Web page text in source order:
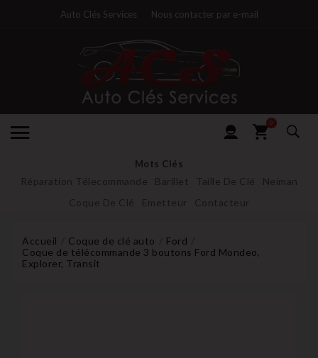
Auto Clés Services Nous contacter par e-mail
0
Mots Clés
Réparation Télecommande Barillet Taille De Clé
Neiman
Coque De Clé
Emetteur Contacteur
Accueil Coque de clé auto
Ford
Coque de télécommande 3 boutons Ford Mondeo,
Explorer, Transit